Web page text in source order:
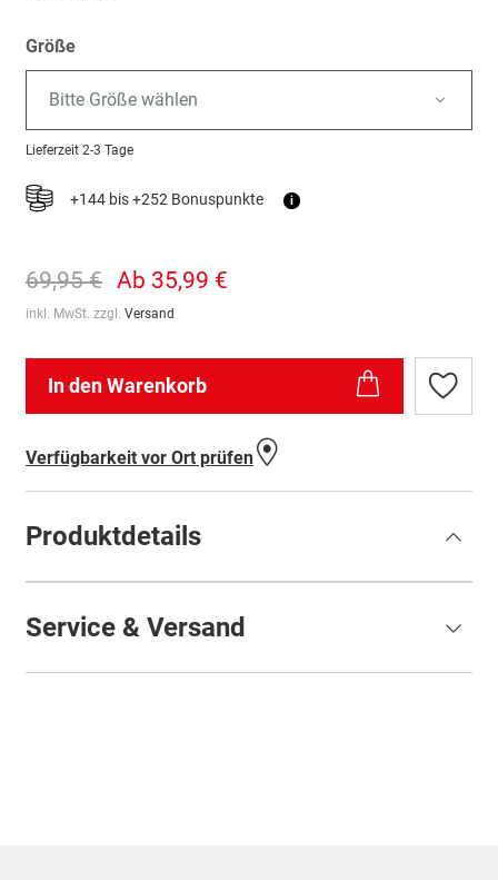
Größe
Bitte Größe wählen
Lieferzeit 2-3 Tage
+144 bis +252 Bonuspunkte i
69,95 € Ab 35,99 €
inkl. MwSt. zzgl. Versand
In den Warenkorb
Zur
Verfügbarkeit vor Ort prüfen
Produktdetails
Service & Versand